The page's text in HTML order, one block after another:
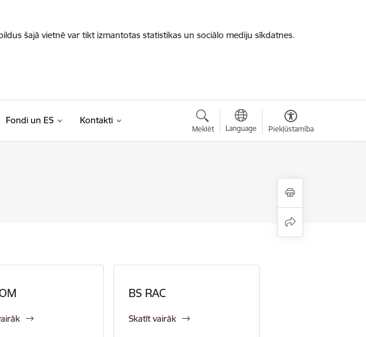
šajā vietnē var tikt izmantotas statistikas un sociālo mediju sīkdatnes.
Fondi un ES Kontakti
Meklēt Language Piekļūstamība
BS RAC
Skatīt vairāk